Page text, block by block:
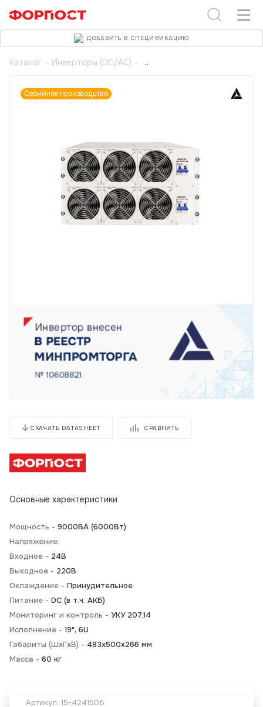
Каталог - Инверторы (DC/AC) -
Серийное производство
СКАЧАТЬ DATASHEET СРАВНИТЬ
Основные характеристики
Мощность - 9000BA (6000Вт)
Напряжение:
Входное - 24В
Выходное - 220В
Охлаждение - Принудительное
Питание - DC (в т.ч. АКБ)
Мониторинг и контроль - УКУ 207.14
Исполнение - 19", 6U
Габариты (ШхГхВ) - 483х500х266 мм
Масса - 60 кг
Артикул: 15-4241506
ДОБАВИТЬ В СПЕЦИФИКАЦИЮ